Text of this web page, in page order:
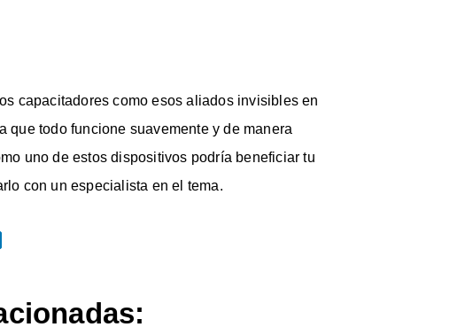
capacitadores como esos aliados invisibles en
que todo funcione suavemente y de manera
uno de estos dispositivos podría beneficiar tu
con un especialista en el tema.